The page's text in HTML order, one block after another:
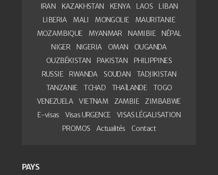
IRAN
KAZAKHSTAN KENYA LAOS
LIBAN
LIBERIA
MALI MONGOLIE
MAURITANIE
MOZAMBIQUE
MYANMAR NAMIBIE
NÉPAL
NIGER
NIGERIA OMAN
OUGANDA
OUZBÉKISTAN
PAKISTAN
PHILIPPINES
RUSSIE
RWANDA SOUDAN
TADJIKISTAN
TANZANIE
TCHAD THAÏLANDE
TOGO
VENEZUELA
VIETNAM ZAMBIE
ZIMBABWE
E-visas
Visas URGENCE
VISAS LÉGALISATION
PROMOS
Actualités Contact
PAYS